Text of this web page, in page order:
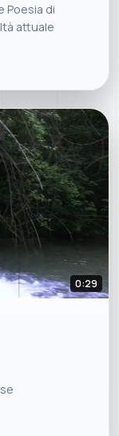
Poesia di
attuale
0:29